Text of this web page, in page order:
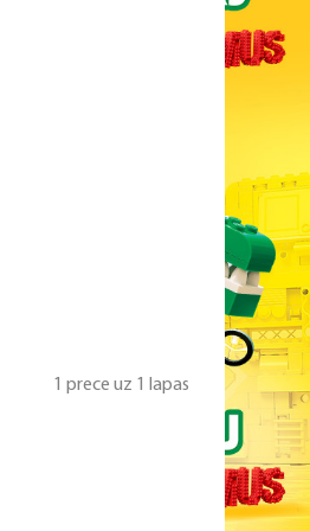
1 prece uz 1 lapas